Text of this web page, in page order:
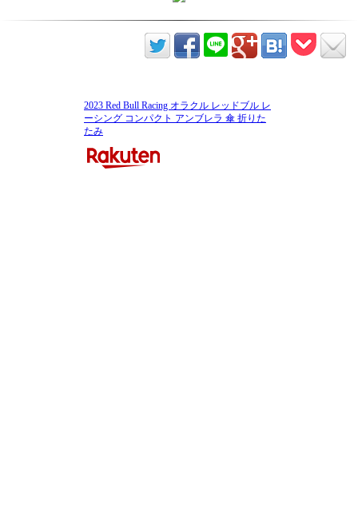
2023 Red Bull Racing オラクル レッドブル レ
ーシング コンパクト アンブレラ 傘 折りた
たみ